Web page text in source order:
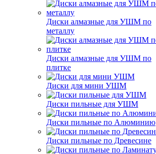
Диски алмазные для УШМ по
металлу
Диски алмазные для УШМ по
плитке
Диски для мини УШМ
Диски пильные для УШМ
Диски пильные по Алюминию
Диски пильные по Древесине